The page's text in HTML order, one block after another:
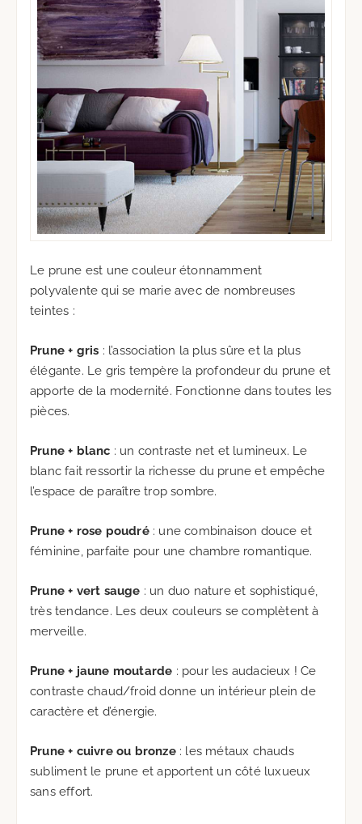
Le prune est une couleur étonnamment
polyvalente qui se marie avec de nombreuses
teintes :
Prune + gris : l’association la plus sûre et la plus
élégante. Le gris tempère la profondeur du prune et
apporte de la modernité. Fonctionne dans toutes les
pièces.
Prune + blanc : un contraste net et lumineux. Le
blanc fait ressortir la richesse du prune et empêche
l’espace de paraître trop sombre.
Prune + rose poudré: une combinaison douce et
féminine, parfaite pour une chambre romantique.
Prune + vert sauge : un duo nature et sophistiqué,
très tendance. Les deux couleurs se complètent à
merveille.
Prune + jaune moutarde : pour les audacieux ! Ce
contraste chaud/froid donne un intérieur plein de
caractère et d’énergie.
Prune + cuivre ou bronze: les métaux chauds
subliment le prune et apportent un côté luxueux
sans effort.